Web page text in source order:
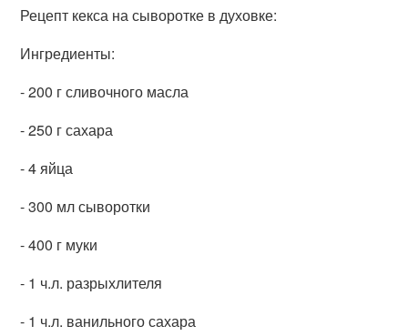
Рецепт кекса на сыворотке в духовке:
Ингредиенты:
- 200 г сливочного масла
- 250 г сахара
- 4 яйца
- 300 мл сыворотки
- 400 г муки
- 1 ч.л. разрыхлителя
- 1 ч.л. ванильного сахара